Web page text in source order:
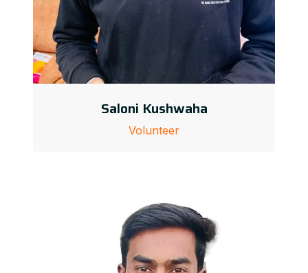
Saloni Kushwaha
Volunteer